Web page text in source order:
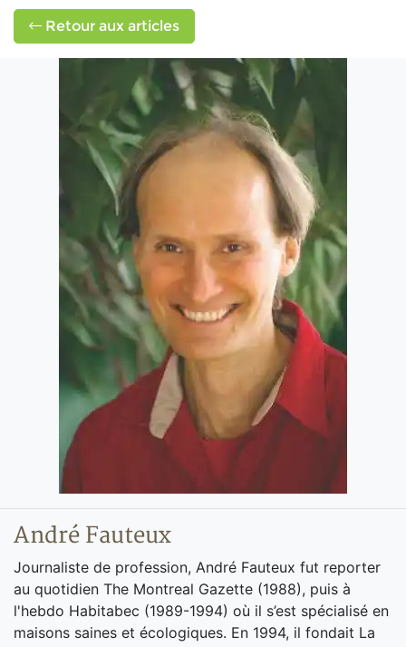
Retour aux articles
André Fauteux
Journaliste de profession, André Fauteux fut reporter
au quotidien The Montreal Gazette (1988), puis à
l'hebdo Habitabec (1989-1994) où il s’est spécialisé en
maisons saines et écologiques. En 1994, il fondait La